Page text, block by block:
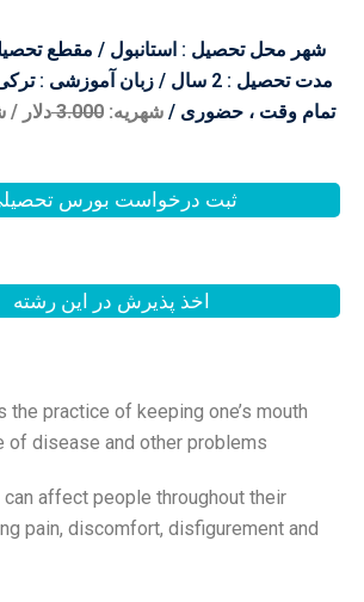
مقطع تحصیلی : فوق دیپلم/
/ زبان آموزشی : ترکی/ نوع آموزش :
3.00 دلار / شهریه با تخفیف
Oral hygiene is the
clean and free of disease
Oral diseases can affect
lifetime, causing pain,